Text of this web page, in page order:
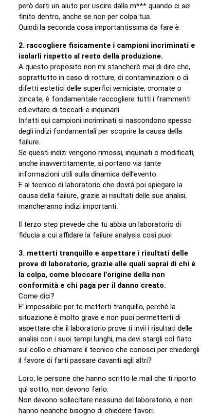
però darti un aiuto per uscire dalla m*** quando ci sei
finito dentro, anche se non per colpa tua.
Quindi la seconda cosa importantissima da fare è:
2. raccogliere fisicamente i campioni incriminati e
isolarli rispetto al resto della produzione.
A questo proposito non mi stancherò mai di dire che,
soprattutto in caso di rotture, di contaminazioni o di
difetti estetici delle superfici verniciate, cromate o
zincate, è fondamentale raccogliere tutti i frammenti
ed evitare di toccarli e inquinarli.
Infatti sui campioni incriminati si nascondono spesso
degli indizi fondamentali per scoprire la causa della
failure.
Se questi indizi vengono rimossi, inquinati o modificati,
anche inavvertitamente, si portano via tante
informazioni utili sulla dinamica dell’evento.
E al tecnico di laboratorio che dovrà poi spiegare la
causa della failure, grazie ai risultati delle sue analisi,
mancheranno indizi importanti.
Il terzo step prevede che tu abbia un laboratorio di
fiducia a cui affidare la failure analysis cosi puoi
3. metterti tranquillo e aspettare i risultati delle
prove di laboratorio, grazie alle quali saprai di chi è
la colpa, come bloccare l’origine della non
conformità e chi paga per il danno creato.
Come dici?
E’ impossibile per te metterti tranquillo, perché la
situazione è molto grave e non puoi permetterti di
aspettare che il laboratorio prove ti invii i risultati delle
analisi con i suoi tempi lunghi, ma devi stargli col fiato
sul collo e chiamare il tecnico che conosci per chiedergli
il favore di farti passare davanti agli altri?
Loro, le persone che hanno scritto le mail che ti riporto
qui sotto, non devono farlo.
Non devono sollecitare nessuno del laboratorio, e non
hanno neanche bisogno di chiedere favori.